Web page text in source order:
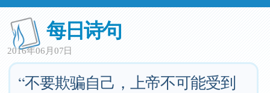
每日诗句
2016年06月07日
“不要欺骗自己，上帝不可能受到